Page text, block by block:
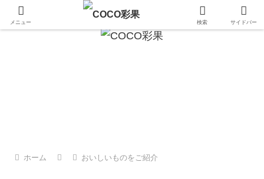
金沢 加賀 能登のおいしいもの
ホーム おいしいものをご紹介
メニュー 検索 サイドバー